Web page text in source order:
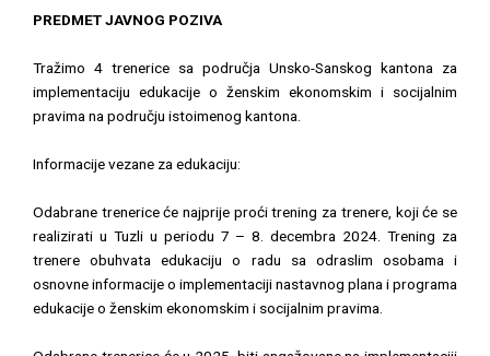
PREDMET JAVNOG POZIVA
Tražimo 4 trenerice sa područja Unsko-Sanskog kantona za
implementaciju edukacije o ženskim ekonomskim i socijalnim
pravima na području istoimenog kantona.
Informacije vezane za edukaciju:
Odabrane trenerice će najprije proći trening za trenere, koji će se
realizirati u Tuzli u periodu 7 – 8. decembra 2024. Trening za
trenere obuhvata edukaciju o radu sa odraslim osobama i
osnovne informacije o implementaciji nastavnog plana i programa
edukacije o ženskim ekonomskim i socijalnim pravima.